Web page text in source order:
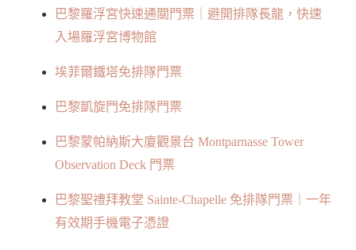
巴黎羅浮宮快速通關門票｜避開排隊長龍，快速
入場羅浮宮博物館
埃菲爾鐵塔免排隊門票
巴黎凱旋門免排隊門票
巴黎蒙帕納斯大廈觀景台 Montparnasse Tower
Observation Deck 門票
巴黎聖禮拜教堂 Sainte-Chapelle 免排隊門票｜一年
有效期手機電子憑證